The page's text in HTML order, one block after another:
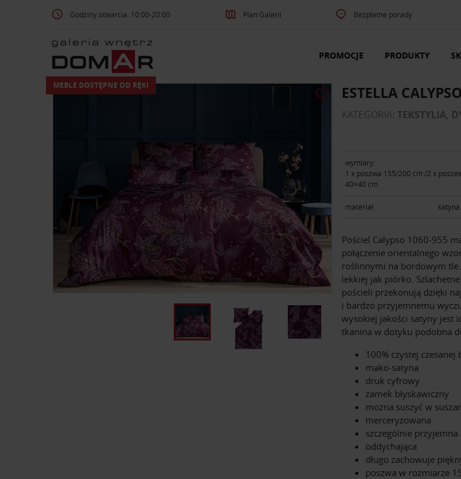
Godziny otwarcia: 10:00-20:00 Plan Galerii Bezpłatne porady
PROMOCJE PRODUKTY
MEBLE DOSTĘPNE OD RĘKI ESTELLA
KATEGORIA: TEKSTYLIA,
wymiary:
1 x poszwa 155/200 cm /2 x
40×40 cm
materiał:
Pościel Calypso 1060-955
połączenie orientalnego
roślinnymi na bordowym
lekkiej jak piórko.
pościeli przekonują dzięki
i bardzo przyjemnemu
wysokiej jakości satyny jest
tkanina w dotyku podobna
100% czystej czesanej
mako-satyna
druk cyfrowy
zamek błyskawiczny
można suszyć w
merceryzowana
szczególnie
oddychająca
długo zachowuje
poszwa w rozmiarze